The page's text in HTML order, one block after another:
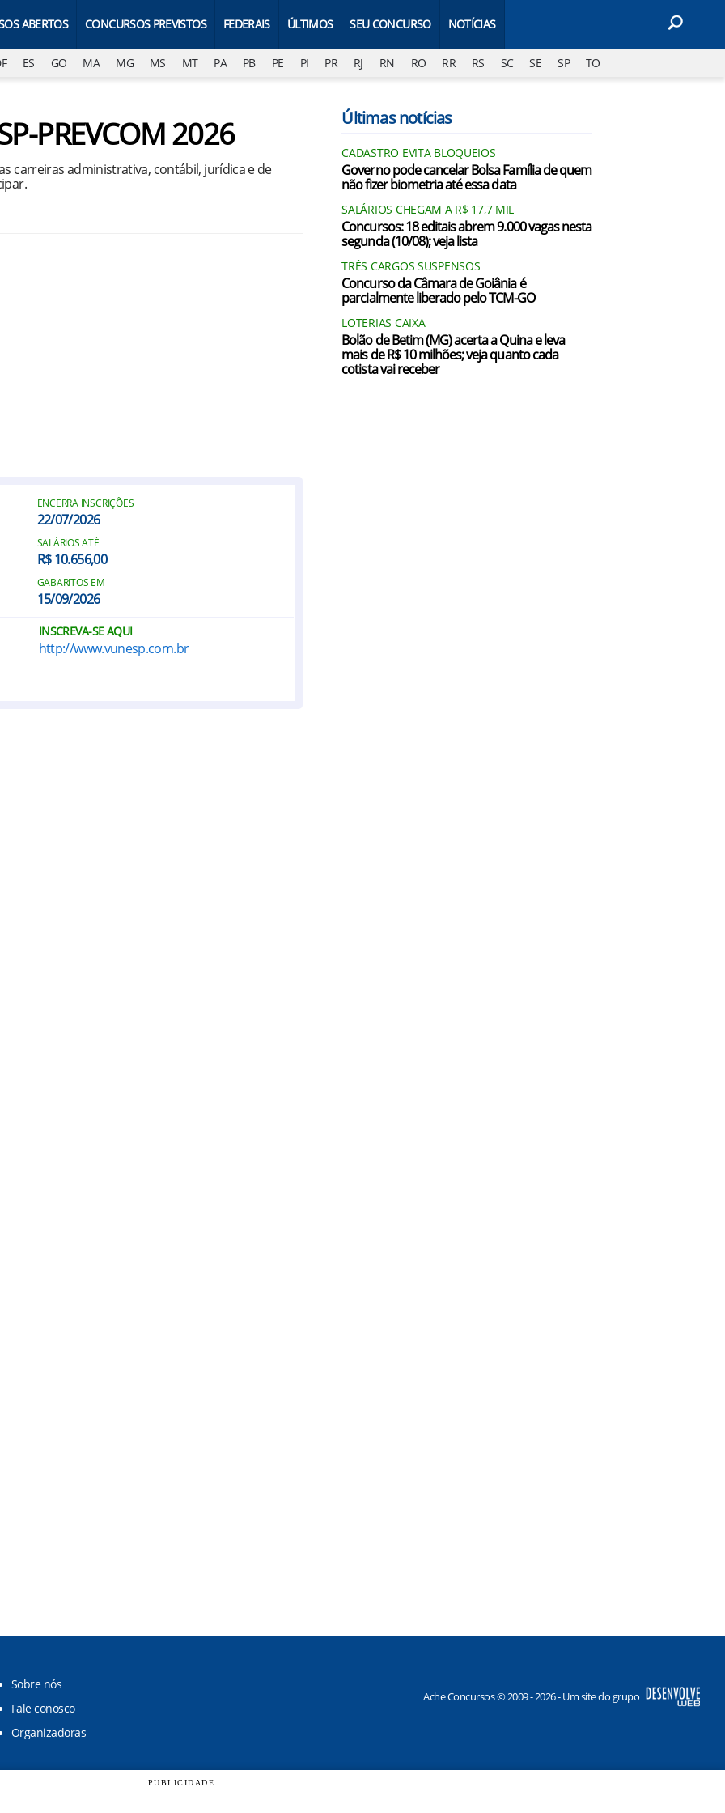
ABERTOS CONCURSOS PREVISTOS FEDERAIS ÚLTIMOS SEU CONCURSO NOTÍCIAS
ES GO MA MG MS MT PA PB PE PI PR RJ RN RO RR RS SC SE SP TO
PREVCOM 2026
carreiras administrativa, contábil, jurídica e de
ENCERRA INSCRIÇÕES
22/07/2026
SALÁRIOS ATÉ
R$ 10.656,00
GABARITOS EM
15/09/2026
INSCREVA-SE AQUI
http://www.vunesp.com.br
Últimas notícias
CADASTRO EVITA BLOQUEIOS
Governo pode cancelar Bolsa Família de quem
não fizer biometria até essa data
SALÁRIOS CHEGAM A R$ 17,7 MIL
Concursos: 18 editais abrem 9.000 vagas nesta
segunda (10/08); veja lista
TRÊS CARGOS SUSPENSOS
Concurso da Câmara de Goiânia é
parcialmente liberado pelo TCM-GO
LOTERIAS CAIXA
Bolão de Betim (MG) acerta a Quina e leva
mais de R$ 10 milhões; veja quanto cada
cotista vai receber
Sobre nós
Fale conosco
Organizadoras
Ache Concursos © 2009 - 2026 - Um site do grupo
PUBLICIDADE